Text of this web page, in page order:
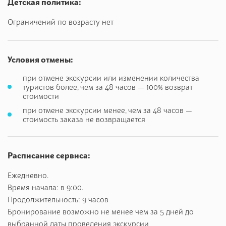
Детская политика:
Ограничений по возрасту нет
Условия отмены:
при отмене экскурсии или изменении количества
туристов более, чем за 48 часов — 100% возврат
стоимости
при отмене экскурсии менее, чем за 48 часов —
стоимость заказа не возвращается
Расписание сервиса:
Ежедневно.
Время начала: в 9:00.
Продолжительность: 9 часов
Бронирование возможно не менее чем за 5 дней до
выбранной даты проведения экскурсии